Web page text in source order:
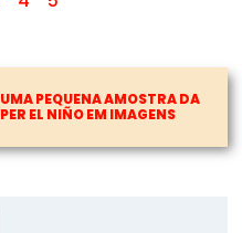
PEQUENA AMOSTRA DA
EL NIÑO EM IMAGENS